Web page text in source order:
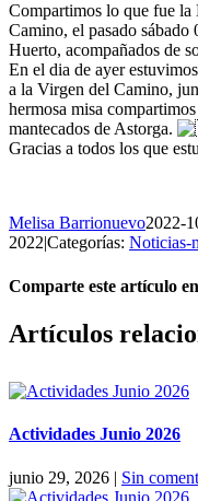
Compartimos lo que fue
Camino, el pasado
Huerto, acompañados de
En el dia de ayer
a la Virgen del Camino,
hermosa misa
mantecados de Astorga.
Gracias a todos los que
Melisa Barrionuevo2022-
2022|Categorías: Noticias-
Comparte este artículo
Facebook
X
Reddit
LinkedIn
Pinterest
Vk
Artículos
Actividades Junio 2026
junio 29, 2026 | Sin